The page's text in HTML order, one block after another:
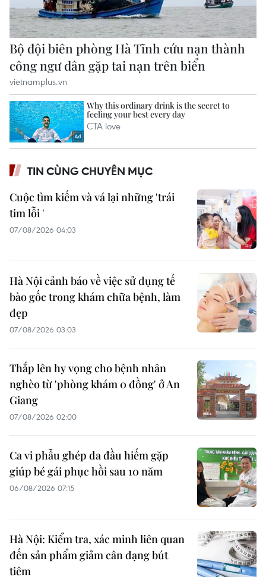
TIN CÙNG CHUYÊN MỤC
Cuộc tìm kiếm và vá lại những 'trái
tim lỗi '
07/08/2026 04:03
Hà Nội cảnh báo về việc sử dụng tế
bào gốc trong khám chữa bệnh, làm
đẹp
07/08/2026 03:03
Thắp lên hy vọng cho bệnh nhân
nghèo từ 'phòng khám 0 đồng' ở An
Giang
07/08/2026 02:00
Ca vi phẫu ghép da đầu hiếm gặp
giúp bé gái phục hồi sau 10 năm
06/08/2026 07:15
Hà Nội: Kiểm tra, xác minh liên quan
đến sản phẩm giảm cân dạng bút
tiêm